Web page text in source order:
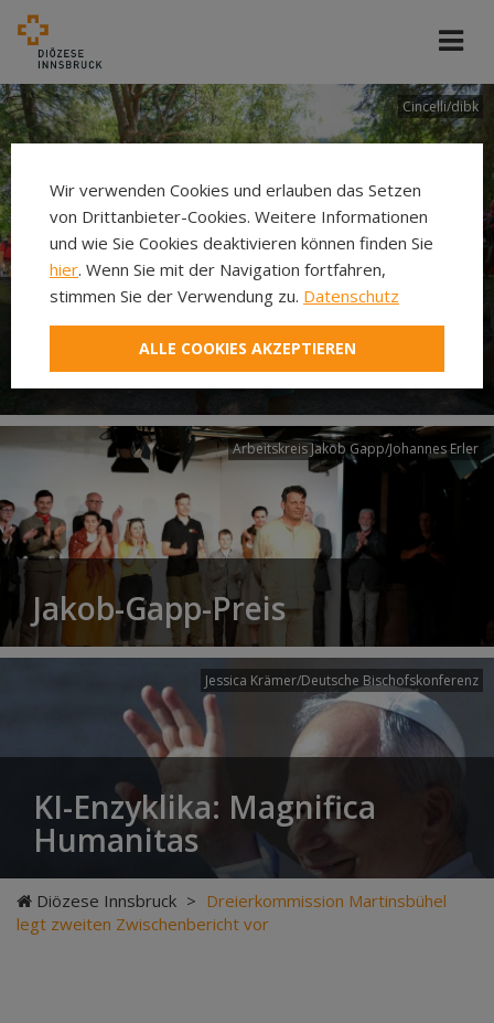
Cincelli/dibk
Neuer Pilgerweg Via
Laudato si’
Arbeitskreis Jakob Gapp/Johannes Erler
Jakob-Gapp-Preis
Jessica Krämer/Deutsche Bischofskonferenz
KI-Enzyklika: Magnifica
Humanitas
Diözese Innsbruck > Dreierkommission Martinsbühel
legt zweiten Zwischenbericht vor
Wir verwenden Cookies und erlauben das Setzen
von Drittanbieter-Cookies. Weitere Informationen
und wie Sie Cookies deaktivieren können finden Sie
hier. Wenn Sie mit der Navigation fortfahren,
stimmen Sie der Verwendung zu. Datenschutz
ALLE COOKIES AKZEPTIEREN